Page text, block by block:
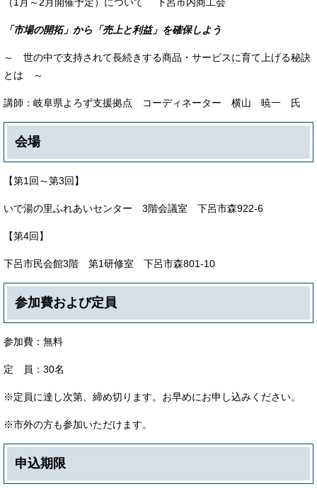
（1月～2月開催予定）について 下呂市内商工会
「市場の開拓」から「売上と利益」を確保しよう
～ 世の中で支持されて長続きする商品・サービスに育て上げる秘訣
とは ～
講師：岐阜県よろず支援拠点 コーディネーター 横山 暁一 氏
会場
【第1回～第3回】
いで湯の里ふれあいセンター 3階会議室 下呂市森922-6
【第4回】
下呂市民会館3階 第1研修室 下呂市森801-10
参加費および定員
参加費：無料
定 員：30名
※定員に達し次第、締め切ります。お早めにお申し込みください。
※市外の方も参加いただけます。
申込期限